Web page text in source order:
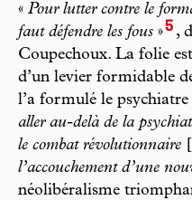
« Pour lutter contre le
faut défendre les fous »5 ,
Coupechoux. La folie
d’un levier formidable
l’a formulé le psychiatre
aller au-delà de la
le combat révolutionnaire
l’accouchement d’une
néolibéralisme